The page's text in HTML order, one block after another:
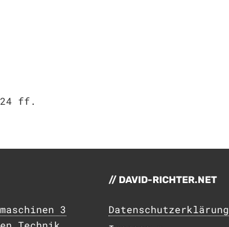
24 ff.
3
DAVID-RICHTER.NET
Datenschutzerklärung